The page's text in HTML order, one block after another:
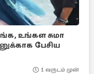
உங்கள சுமா
பேசிய
1 வருடம் முன்